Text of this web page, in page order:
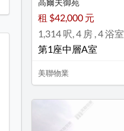
租 $42,000 元
1,314 呎, 4 房 , 4 浴室
第1座中層A室
美聯物業